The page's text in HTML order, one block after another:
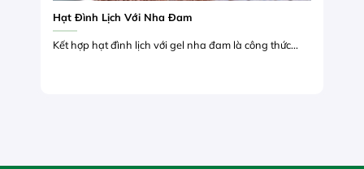
Hạt Đình Lịch Với Nha Đam
Kết hợp hạt đình lịch với gel nha đam là công thức...